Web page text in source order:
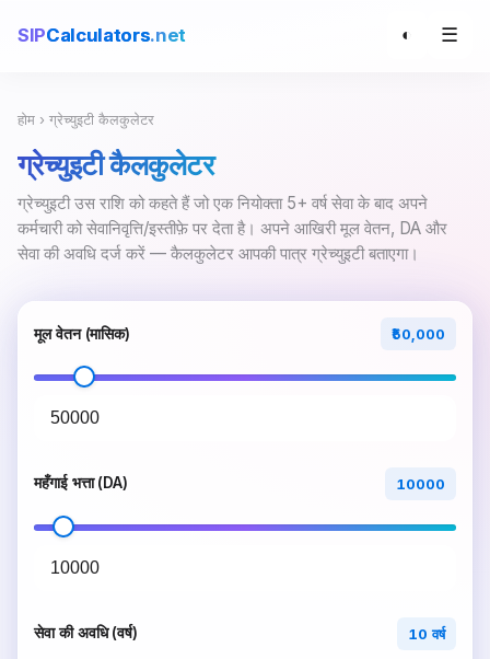
SIPCalculators.net ◐ ☰
होम › ग्रेच्युइटी कैलकुलेटर
ग्रेच्युइटी कैलकुलेटर
ग्रेच्युइटी उस राशि को कहते हैं जो एक नियोक्ता 5+ वर्ष सेवा के बाद अपने
कर्मचारी को सेवानिवृत्ति/इस्तीफ़े पर देता है। अपने आखिरी मूल वेतन, DA और
सेवा की अवधि दर्ज करें — कैलकुलेटर आपकी पात्र ग्रेच्युइटी बताएगा।
मूल वेतन (मासिक) ₹50,000
महँगाई भत्ता (DA) 10000
सेवा की अवधि (वर्ष) 10 वर्ष